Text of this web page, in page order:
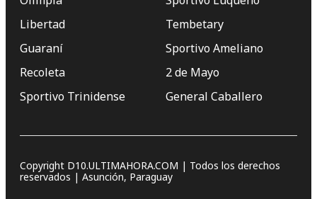
Libertad
Guaraní
Recoleta
Sportivo Trinidense
Tembetary
Sportivo Ameliano
2 de Mayo
General Caballero
Copyright D10.ULTIMAHORA.COM | Todos los derechos
reservados | Asunción, Paraguay